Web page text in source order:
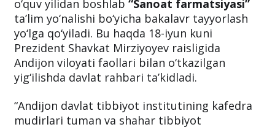
Andijon davlat tibbiyot institutida 2021/2022-
o‘quv yilidan boshlab“Sanoat farmatsiyasi”
ta’lim yo‘nalishi bo‘yicha bakalavr tayyorlash
yo‘lga qo‘yiladi. Bu haqda 18-iyun kuni
Andijon viloyati faollari bilan o‘tkazilgan
yig‘ilishda davlat rahbari ta’kidladi.